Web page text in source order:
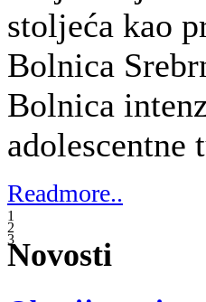
Dječja
Zagreb,
Tel. 01/
Fax. 01/
Zagreb, 30.06.2020.
PRIOPĆENJE
Upravno vijeće
dana